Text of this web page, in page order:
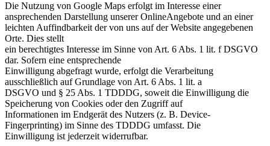
Die Nutzung von Google Maps erfolgt im Interesse einer
ansprechenden Darstellung unserer OnlineAngebote und an einer
leichten Auffindbarkeit der von uns auf der Website angegebenen
Orte. Dies stellt
ein berechtigtes Interesse im Sinne von Art. 6 Abs. 1 lit. f DSGVO
dar. Sofern eine entsprechende
Einwilligung abgefragt wurde, erfolgt die Verarbeitung
ausschließlich auf Grundlage von Art. 6 Abs. 1 lit. a
DSGVO und § 25 Abs. 1 TDDDG, soweit die Einwilligung die
Speicherung von Cookies oder den Zugriff auf
Informationen im Endgerät des Nutzers (z. B. Device-
Fingerprinting) im Sinne des TDDDG umfasst. Die
Einwilligung ist jederzeit widerrufbar.